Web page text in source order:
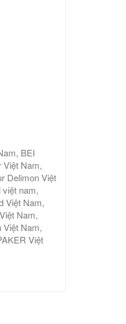
BEI
Việt Nam,
Delimon Việt
nam,
Việt Nam,
Nam,
Việt Nam,
Việt